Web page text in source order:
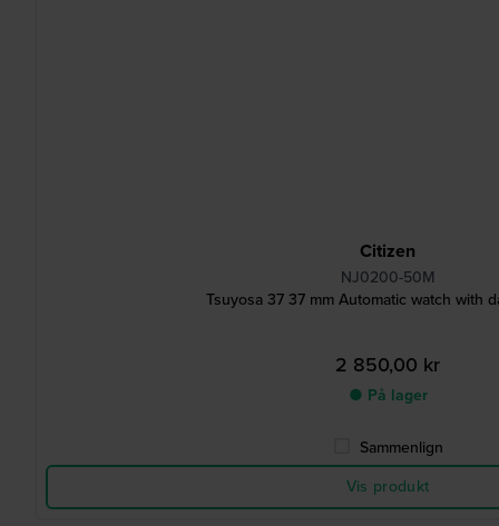
Citizen
NJ0200-50M
Tsuyosa 37 37 mm Automatic watch with
2 850,00 kr
● På lager
Sammenlign
Vis produkt